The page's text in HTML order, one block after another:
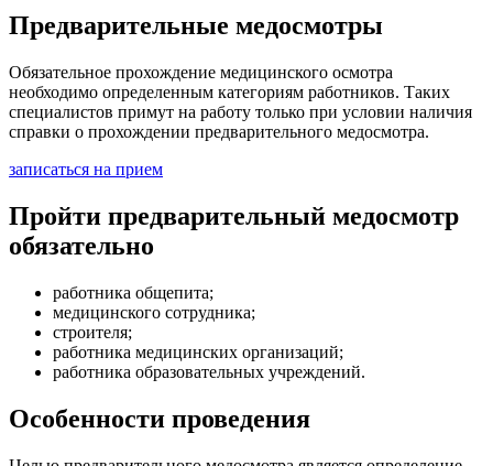
Предварительные медосмотры
Обязательное прохождение медицинского осмотра
необходимо определенным категориям работников. Таких
специалистов примут на работу только при условии наличия
справки о прохождении предварительного медосмотра.
записаться на прием
Пройти предварительный медосмотр
обязательно
работника общепита;
медицинского сотрудника;
строителя;
работника медицинских организаций;
работника образовательных учреждений.
Особенности проведения